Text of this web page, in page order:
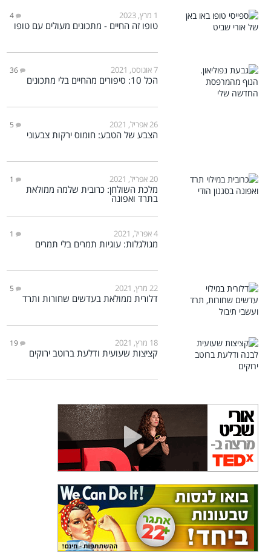
1 מרץ, 2023 4
טופו זה החיים - מתכונים מעולים עם טופו
7 אוגוסט, 2021 36
הכל 10: סיפורים מהחיים בלי מתכונים
26 אפריל, 2021 5
הצבע של הטבע: חומוס ירקות צבעוני
20 אפריל, 2021 1
מלכת השולחן: כרובית שלמה ממולאת
בתרד ואפונה
4 אפריל, 2021 1
מגולגלות: עוגיות תמרים בלי תמרים
22 מרץ, 2021 5
דלורית ממולאת בעדשים שחורות ותרד
18 מרץ, 2021 19
קציצות שעועית ודלעת ברוטב ירוקים